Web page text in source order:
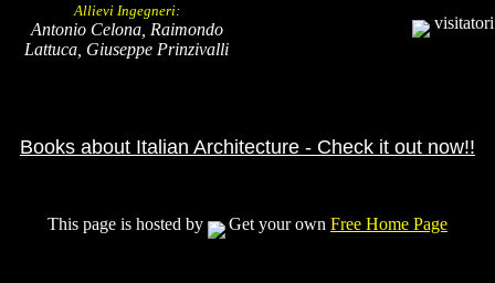
Allievi Ingegneri:
Antonio Celona, Raimondo
Lattuca, Giuseppe Prinzivalli
visitatori
Books about Italian Architecture - Check it out now!!
This page is hosted by Get your own Free Home Page